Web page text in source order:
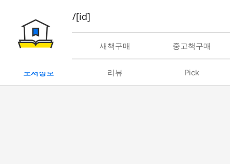
book/rent/[id]
대여 새책구매 중고책구매
도서정보 리뷰 Pick